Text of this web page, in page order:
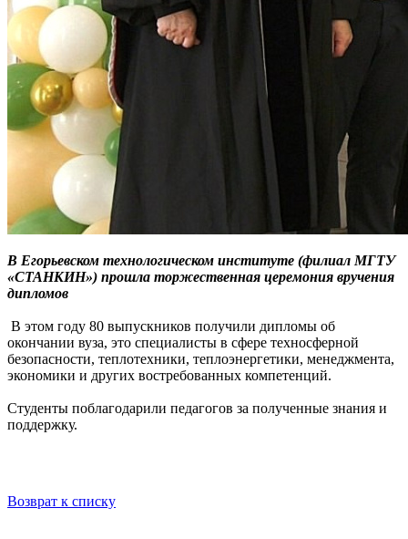
В Егорьевском технологическом институте (филиал МГТУ
«СТАНКИН») прошла торжественная церемония вручения
дипломов
В этом году 80 выпускников получили дипломы об
окончании вуза, это специалисты в сфере техносферной
безопасности, теплотехники, теплоэнергетики, менеджмента,
экономики и других востребованных компетенций.
Студенты поблагодарили педагогов за полученные знания и
поддержку.
Возврат к списку